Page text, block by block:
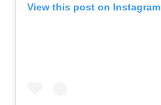
View this post on Instagram